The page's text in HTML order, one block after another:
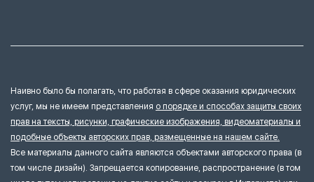
Наивно было бы полагать, что работая в сфере оказания юридических
услуг, мы не имеем представления о порядке и способах защиты своих
прав на тексты, рисунки, графические изображения, видеоматериалы и
подобные объекты авторских прав, размещенные на нашем сайте.
Все материалы данного сайта являются объектами авторского права (в
том числе дизайн). Запрещается копирование, распространение (в том